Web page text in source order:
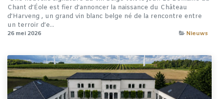
Chant d’Éole est fier d’annoncer la naissance du Château
d’Harveng , un grand vin blanc belge né de la rencontre entre
un terroir d’e...
26 mei 2026 Nieuws